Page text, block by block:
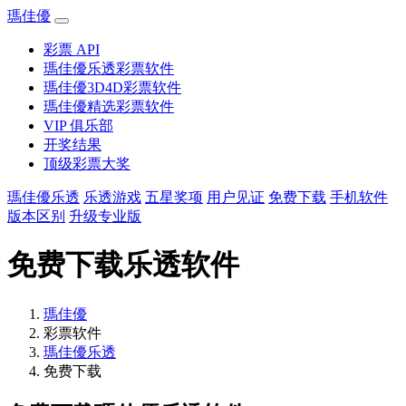
瑪佳優
彩票 API
瑪佳優乐透彩票软件
瑪佳優3D4D彩票软件
瑪佳優精选彩票软件
VIP 俱乐部
开奖结果
顶级彩票大奖
瑪佳優乐透 乐透游戏 五星奖项 用户见证 免费下载 手机软件
版本区别 升级专业版
免费下载乐透软件
瑪佳優
彩票软件
瑪佳優乐透
免费下载